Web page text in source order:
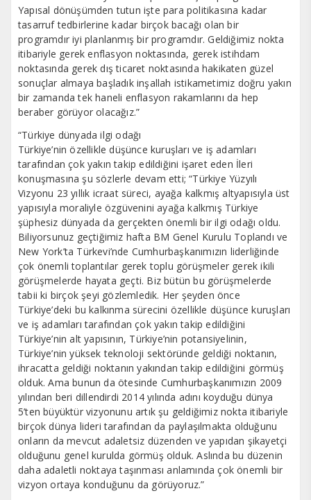
Yapısal dönüşümden tutun işte para politikasına kadar
tasarruf tedbirlerine kadar birçok bacağı olan bir
programdır iyi planlanmış bir programdır. Geldiğimiz nokta
itibariyle gerek enflasyon noktasında, gerek istihdam
noktasında gerek dış ticaret noktasında hakikaten güzel
sonuçlar almaya başladık inşallah istikametimiz doğru yakın
bir zamanda tek haneli enflasyon rakamlarını da hep
beraber görüyor olacağız.”
“Türkiye dünyada ilgi odağı
Türkiye’nin özellikle düşünce kuruşları ve iş adamları
tarafından çok yakın takip edildiğini işaret eden İleri
konuşmasına şu sözlerle devam etti; “Türkiye Yüzyılı
Vizyonu 23 yıllık icraat süreci, ayağa kalkmış altyapısıyla üst
yapısıyla moraliyle özgüvenini ayağa kalkmış Türkiye
şüphesiz dünyada da gerçekten önemli bir ilgi odağı oldu.
Biliyorsunuz geçtiğimiz hafta BM Genel Kurulu Toplandı ve
New York’ta Türkevi’nde Cumhurbaşkanımızın liderliğinde
çok önemli toplantılar gerek toplu görüşmeler gerek ikili
görüşmelerde hayata geçti. Biz bütün bu görüşmelerde
tabii ki birçok şeyi gözlemledik. Her şeyden önce
Türkiye’deki bu kalkınma sürecini özellikle düşünce kuruşları
ve iş adamları tarafından çok yakın takip edildiğini
Türkiye’nin alt yapısının, Türkiye’nin potansiyelinin,
Türkiye’nin yüksek teknoloji sektöründe geldiği noktanın,
ihracatta geldiği noktanın yakından takip edildiğini görmüş
olduk. Ama bunun da ötesinde Cumhurbaşkanımızın 2009
yılından beri dillendirdi 2014 yılında adını koyduğu dünya
5’ten büyüktür vizyonunu artık şu geldiğimiz nokta itibariyle
birçok dünya lideri tarafından da paylaşılmakta olduğunu
onların da mevcut adaletsiz düzenden ve yapıdan şikayetçi
olduğunu genel kurulda görmüş olduk. Aslında bu düzenin
daha adaletli noktaya taşınması anlamında çok önemli bir
vizyon ortaya konduğunu da görüyoruz.”